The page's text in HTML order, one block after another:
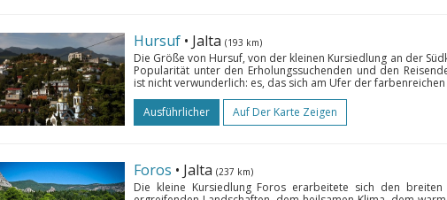
Hursuf • Jalta (193 km)
Die Größe von Hursuf, von der kleinen Kursiedlung an der
Popularität unter den Erholungssuchenden und den
ist nicht verwunderlich: es, das sich am Ufer der
Ausführlicher
Auf Der Karte Zeigen
Foros • Jalta (237 km)
Die kleine Kursiedlung Foros erarbeitete sich den